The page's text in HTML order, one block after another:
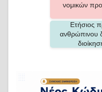
νομικών
Ετήσιος
ανθρώπινου